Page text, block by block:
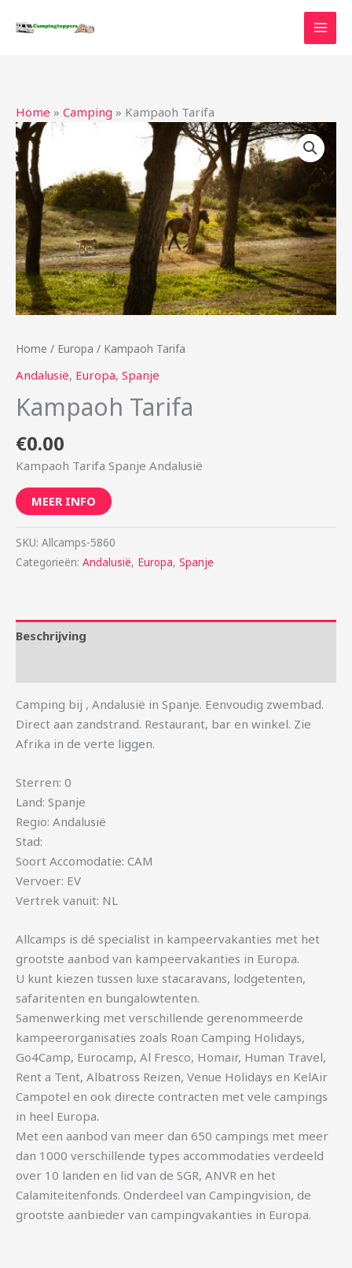
naar
Home » Camping » Kampaoh Tarifa
Home / Europa / Kampaoh Tarifa
Andalusië, Europa, Spanje
Kampaoh Tarifa
€0.00
Kampaoh Tarifa Spanje Andalusië
MEER INFO
SKU: Allcamps-5860
Categorieën: Andalusië, Europa, Spanje
Beschrijving
Camping bij , Andalusië in Spanje. Eenvoudig zwembad.
Direct aan zandstrand. Restaurant, bar en winkel. Zie
Afrika in de verte liggen.
Sterren: 0
Land: Spanje
Regio: Andalusië
Stad:
Soort Accomodatie: CAM
Vervoer: EV
Vertrek vanuit: NL
Allcamps is dé specialist in kampeervakanties met het
grootste aanbod van kampeervakanties in Europa.
U kunt kiezen tussen luxe stacaravans, lodgetenten,
safaritenten en bungalowtenten.
Samenwerking met verschillende gerenommeerde
kampeerorganisaties zoals Roan Camping Holidays,
Go4Camp, Eurocamp, Al Fresco, Homair, Human Travel,
Rent a Tent, Albatross Reizen, Venue Holidays en KelAir
Campotel en ook directe contracten met vele campings
in heel Europa.
Met een aanbod van meer dan 650 campings met meer
dan 1000 verschillende types accommodaties verdeeld
over 10 landen en lid van de SGR, ANVR en het
Calamiteitenfonds. Onderdeel van Campingvision, de
grootste aanbieder van campingvakanties in Europa.